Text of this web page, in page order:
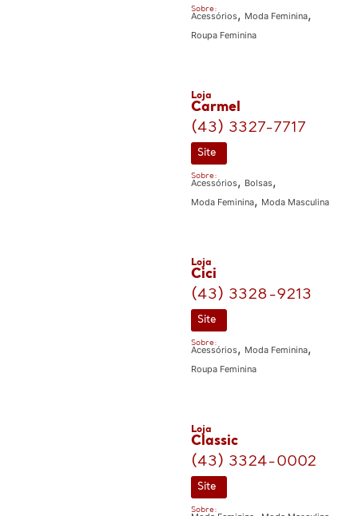
Sobre:
Acessórios, Moda Feminina,
Roupa Feminina
Loja
Carmel
(43) 3327-7717
Site
Sobre:
Acessórios, Bolsas,
Moda Feminina, Moda Masculina
Loja
Cici
(43) 3328-9213
Site
Sobre:
Acessórios, Moda Feminina,
Roupa Feminina
Loja
Classic
(43) 3324-0002
Site
Sobre: